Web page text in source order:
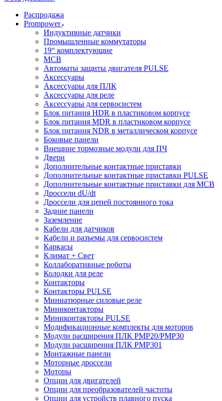
Распродажа
Prompower
Индуктивные датчики
Промышленные коммутаторы
19“ комплектующие
MCB
Автоматы защиты двигателя PULSE
Аксессуары
Аксессуары для ПЛК
Аксессуары для реле
Аксессуары для сервосистем
Блок питания HDR в пластиковом корпусе
Блок питания MDR в пластиковом корпусе
Блок питания NDR в металлическом корпусе
Боковые панели
Внешние тормозные модули для ПЧ
Двери
Дополнительные контактные приставки
Дополнительные контактные приставки PULSE
Дополнительные контактные приставки для MCB
Дроссели dU/dt
Дроссели для цепей постоянного тока
Задние панели
Заземление
Кабели для датчиков
Кабели и разъемы для сервосистем
Каркасы
Климат + Свет
Коллаборативные роботы
Колодки для реле
Контакторы
Контакторы PULSE
Миниатюрные силовые реле
Миниконтакторы
Миниконтакторы PULSE
Модификационные комплекты для моторов
Модули расширения ПЛК PMP20/PMP30
Модули расширения ПЛК PMP301
Монтажные панели
Моторные дроссели
Моторы
Опции для двигателей
Опции для преобразователей частоты
Опции для устройств плавного пуска